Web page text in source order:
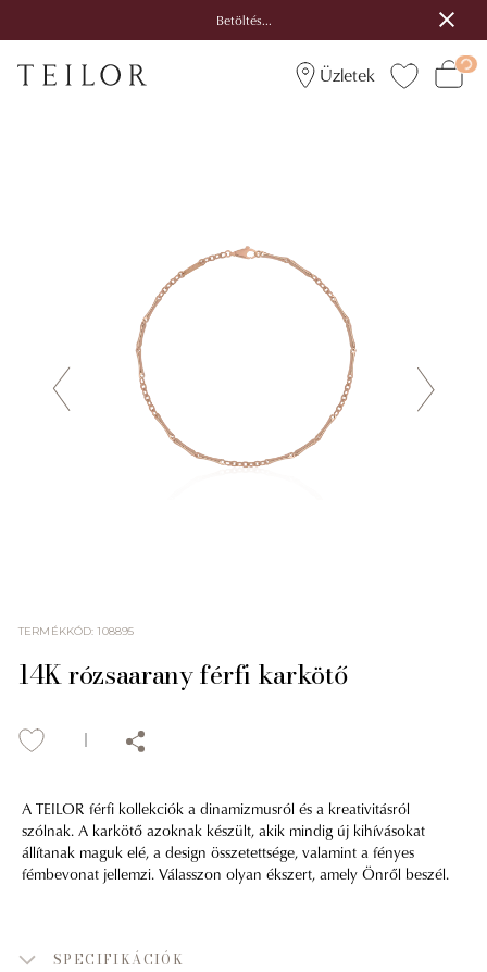
Betöltés...
Üzletek
TERMÉKKÓD:108895
14K rózsaarany férfi karkötő
A TEILOR férfi kollekciók a dinamizmusról és a kreativitásról
szólnak. A karkötő azoknak készült, akik mindig új kihívásokat
állítanak maguk elé, a design összetettsége, valamint a fényes
fémbevonat jellemzi. Válasszon olyan ékszert, amely Önről beszél.
SPECIFIKÁCIÓK